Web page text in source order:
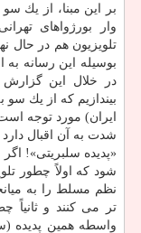
بر این مبنا، از یك سو
وار بورژواهای
تلویزیون هم در حال
بوسیله این رسانه
در خلال این
بیندازیم كه از یك سو
ایران) مورد توجه
شدت به آن اقبال
«پدیده سلبریتی»!
شود كه اولاً چطور
نظم مسلط را به
تر می كنند و ثانیاً
واسطه همین پدیده